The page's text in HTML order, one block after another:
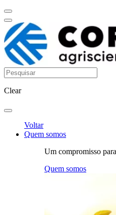
Clear
Voltar
Quem somos
Um compromisso
Quem somos